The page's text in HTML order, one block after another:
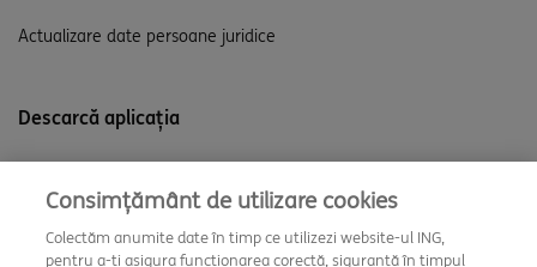
Actualizare date persoane juridice
Descarcă aplicația
Consimțământ de utilizare cookies
Colectăm anumite date în timp ce utilizezi website-ul ING,
pentru a-ți asigura funcționarea corectă, siguranță în timpul